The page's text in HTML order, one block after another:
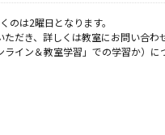
は2曜日となります。
だき、詳しくは教室にお問い合
イン＆教室学習」での学習か）に